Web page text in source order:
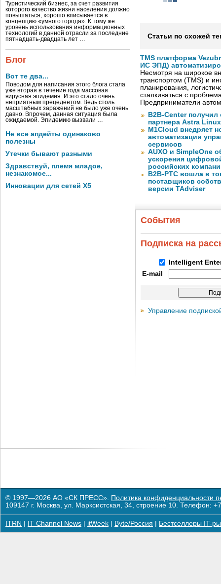
Туристический бизнес, за счет развития
которого качество жизни населения должно
повышаться, хорошо вписывается в
концепцию «умного города». К тому же
уровень использования информационных
технологий в данной отрасли за последние
пятнадцать-двадцать лет …
Блог
Вот те два...
Поводом для написания этого блога стала
уже вторая в течение года массовая
вирусная эпидемия. И это стало очень
неприятным прецедентом. Ведь столь
масштабных заражений не было уже очень
давно. Впрочем, данная ситуация была
ожидаемой. Эпидемию вызвали …
Не все апдейты одинаково
полезны
Утечки бывают разными
Здравствуй, племя младое,
незнакомое...
Инновации для сетей X5
Статьи по схожей
TMS платформа
ИС ЭПД)
Несмотря на широкое
транспортом (TMS) и
планирования,
сталкиваться с
Предприниматели
B2B-Center получил
партнера Astra Linux
M1Cloud внедряет
автоматизации
сервисов
AUXO и SimpleOne
ускорения
российских
B2B-РТС вошла в
поставщиков
версии TAdviser
События
Подписка на
Intelligent
E-mail
Управление
© 1997—2026 АО «СК ПРЕСС». Политика конфиденциальности
109147 г. Москва, ул. Марксистская, 34, строение 10. Телефон:
ITRN IT Channel News itWeek Byte/Россия Бестселлеры IT-